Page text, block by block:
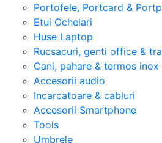
Portofele, Portcard &
Etui Ochelari
Huse Laptop
Rucsacuri, genti office &
Cani, pahare & termos inox
Accesorii audio
Incarcatoare & cabluri
Accesorii Smartphone
Tools
Umbrele